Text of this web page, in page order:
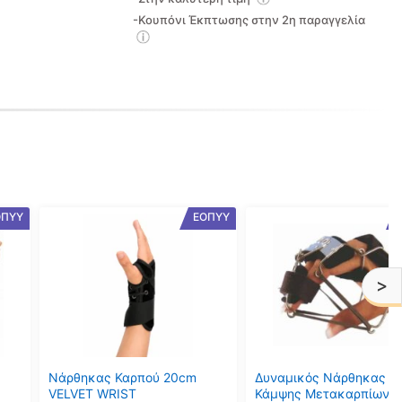
>
-Κουπόνι Έκπτωσης στην 2η παραγγελία
ΕΟΠΥΥ
Νάρθηκας Καρπού 20cm
VELVET WRIST
παραλλαγές.
μπορούν
να
Δυναμικός Νάρθηκας
Κάμψης Μετακαρπίων
προϊόν
πολλαπλές
παραλλαγές.
μπορούν
να